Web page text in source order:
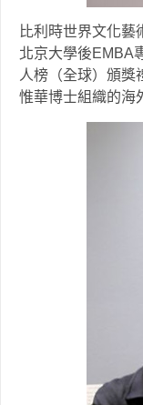
比利時世界文化藝
北京大學後EMBA
人榜（全球）頒獎
惟華博士組織的海